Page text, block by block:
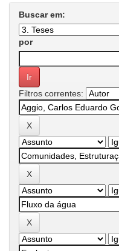
Buscar em:
por
Filtros correntes: